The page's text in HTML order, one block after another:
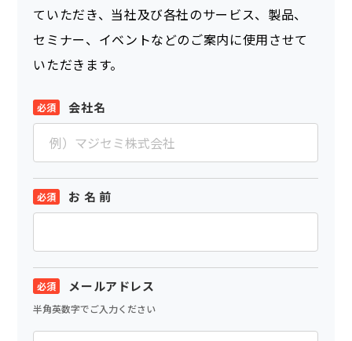
ていただき、当社及び各社のサービス、製品、
セミナー、イベントなどのご案内に使用させて
いただきます。
会社名
お 名 前
メールアドレス
半角英数字でご入力ください